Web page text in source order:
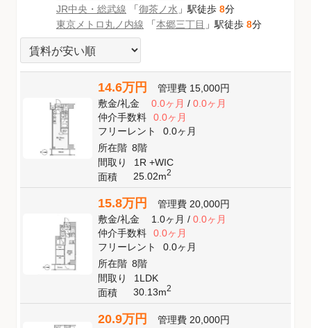
JR中央・総武線 「御茶ノ水 」駅徒歩 8分
東京メトロ丸ノ内線 「本郷三丁目 」駅徒歩 8分
14.6万円 管理費 15,000円
敷金/礼金 0.0ヶ月/ 0.0ヶ月
仲介手数料
0.0ヶ月
フリーレント
0.0ヶ月
所在階 8階
間取り
1R +WIC
面積
25.02m2
15.8万円 管理費 20,000円
敷金/礼金 1.0ヶ月/ 0.0ヶ月
仲介手数料
0.0ヶ月
フリーレント
0.0ヶ月
所在階 8階
間取り
1LDK
面積
30.13m2
20.9万円 管理費 20,000円